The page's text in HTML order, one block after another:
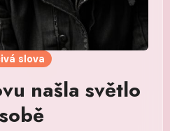
slova
našla světlo